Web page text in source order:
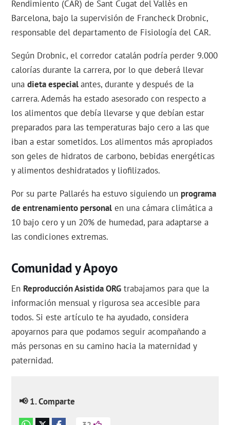
Rendimiento (CAR) de Sant Cugat del Vallès en
Barcelona, bajo la supervisión de Francheck Drobnic,
responsable del departamento de Fisiología del CAR.
Según Drobnic, el corredor catalán podría perder 9.000
calorías durante la carrera, por lo que deberá llevar
unadieta especialantes, durante y después de la
carrera. Además ha estado asesorado con respecto a
los alimentos que debía llevarse y que debían estar
preparados para las temperaturas bajo cero a las que
iban a estar sometidos. Los alimentos más apropiados
son geles de hidratos de carbono, bebidas energéticas
y alimentos deshidratados y liofilizados.
Por su parte Pallarés ha estuvo siguiendo un programa
de entrenamiento personal en una cámara climática a
10 bajo cero y un 20% de humedad, para adaptarse a
las condiciones extremas.
Comunidad y Apoyo
En Reproducción Asistida ORG trabajamos para que la
información mensual y rigurosa sea accesible para
todos. Si este artículo te ha ayudado, considera
apoyarnos para que podamos seguir acompañando a
más personas en su camino hacia la maternidad y
paternidad.
📢 1. Comparte